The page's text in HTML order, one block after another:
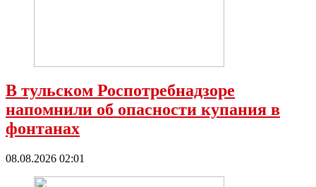
В тульском Роспотребнадзоре
напомнили об опасности купания в
фонтанах
08.08.2026 02:01